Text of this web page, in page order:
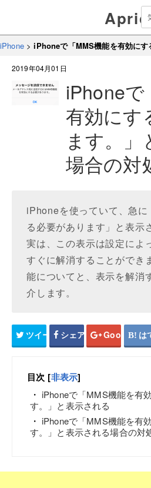
iPhone>iPhoneで「MMS機能を有効に
2019年04月01日
iPhone
有効にす
ます。」
場合の対
iPhoneを使っていて、急
る必要があります」と表示
実は、この表示は設定によ
すぐに解消することができ
能についてと、表示を解消
介します。
ツイート シェア Google+ は
目次 [非表示]
iPhoneで「MMS機能を有
す。」と表示される
iPhoneで「MMS機能を有
す。」と表示される場合の対